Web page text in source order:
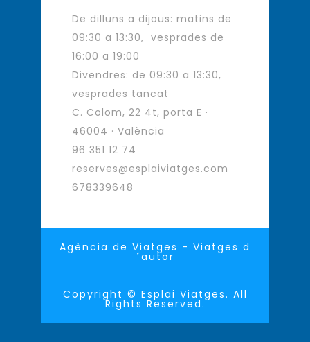
De dilluns a dijous: matins de
09:30 a 13:30, vesprades de
16:00 a 19:00
Divendres: de 09:30 a 13:30,
vesprades tancat
C. Colom, 22 4t, porta E ·
46004 · València
96 351 12 74
reserves@esplaiviatges.com
678339648
Agència de Viatges - Viatges d
´autor
Copyright © Esplai Viatges. All
Rights Reserved.